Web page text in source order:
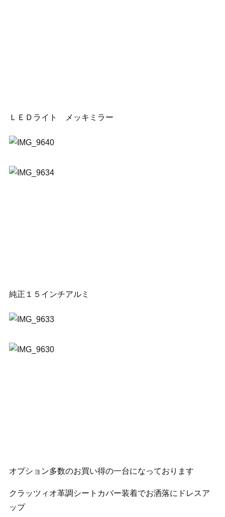
ＬＥＤライト メッキミラー
純正１５インチアルミ
オプション多数のお買い得の一台になっております
クラッツィオ革調シートカバー装着でお洒落にドレスア
ップ